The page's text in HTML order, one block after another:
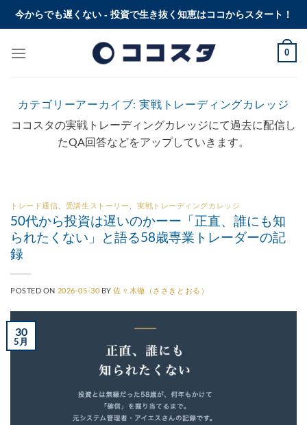
Skip今からでも遅くない - 投資で生き抜く知恵はココからスタート！
0
カテゴリーアーカイブ:実戦トレーディングカレッジ
ココスタの実戦トレーディングカレッジにて過去に配信し
たQA回答などをアップしていきます。
トレード通信 受講生ストーリー 実戦トレーディングカレッジ
50代から投資は遅いのかーー「正直、誰にも知
られたくない」と語る58歳専業トレーダーの記
録
POSTED ON 2026-05-30 BY佐々木徹（ささきとおる）
30
5月